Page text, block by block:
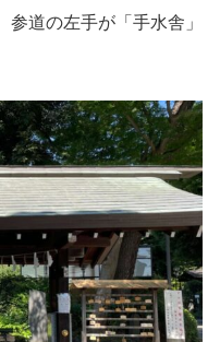
参道の左手が「手水舎」